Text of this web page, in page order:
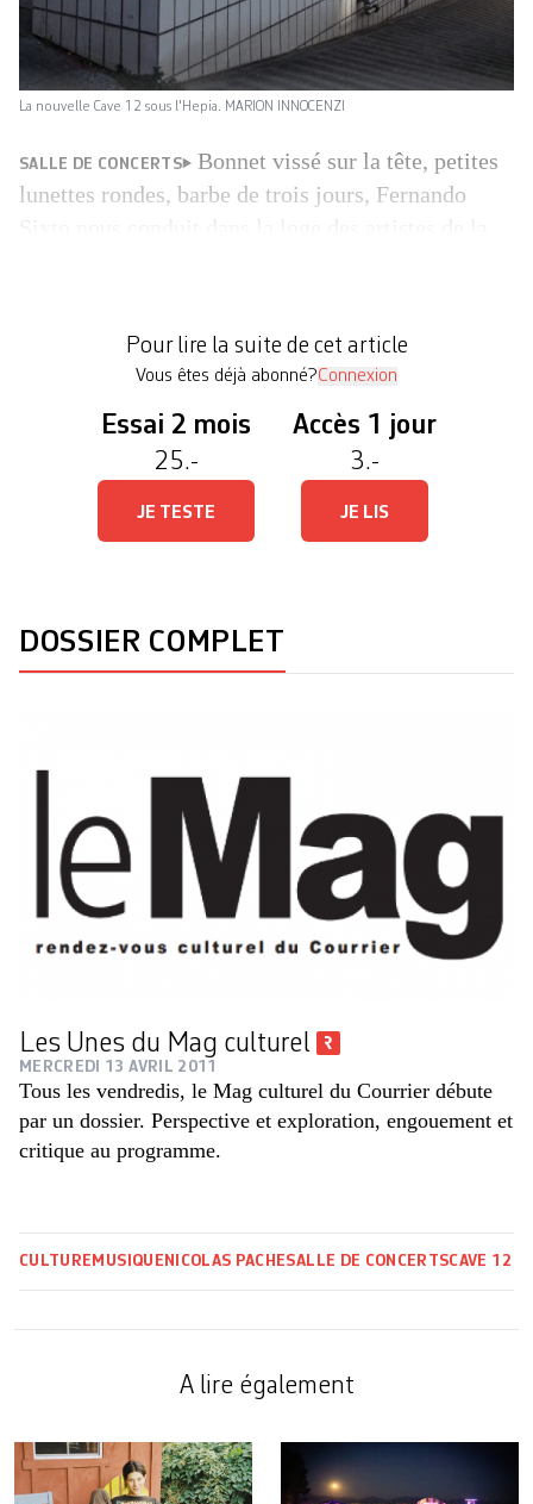
La nouvelle Cave 12 sous l'Hepia. MARION INNOCENZI
SALLE DE CONCERTS
Bonnet vissé sur la tête, petites
lunettes rondes, barbe de trois jours, Fernando
presque. Il est treize heures, moment de la […]
Pour lire la suite de cet article
Vous êtes déjà abonné?Connexion
Essai 2 mois
25.-
JE TESTE
Accès 1 jour
3.-
JE LIS
DOSSIER COMPLET
Les Unes du Mag culturel
MERCREDI 13 AVRIL 2011
Tous les vendredis, le Mag culturel du Courrier débute
par un dossier. Perspective et exploration, engouement et
critique au programme.
CULTURE MUSIQUE NICOLAS PACHESALLE DE CONCERTSCAVE 12
A lire également